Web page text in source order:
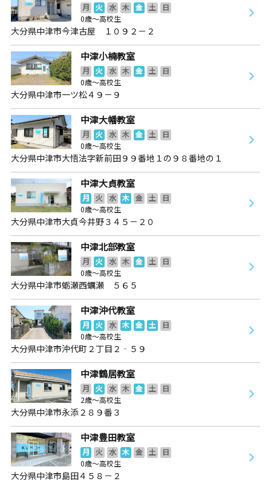
月 火 水 木 金 土
日
0歳～高校生
大分県中津市今津古屋 １０９２－２
中津小楠教室
月 火 水 木 金 土
日
0歳～高校生
大分県中津市一ツ松４９－９
中津大幡教室
月 火 水 木 金 土
日
0歳～高校生
大分県中津市大悟法字新前田９９番地１の９８番地の１
中津大貞教室
月 火 水 木 金 土
日
0歳～高校生
大分県中津市大貞今井野３４５－２０
中津北部教室
月 火 水 木 金 土
日
0歳～高校生
大分県中津市蛎瀬西蠣瀬 ５６５
中津沖代教室
月 火 水 木 金 土
日
0歳～高校生
大分県中津市沖代町２丁目２‐５９
中津鶴居教室
月 火 水 木 金 土
日
2歳～高校生
大分県中津市永添２８９番３
中津豊田教室
月 火 水 木 金 土
日
0歳～高校生
大分県中津市島田４５８－２